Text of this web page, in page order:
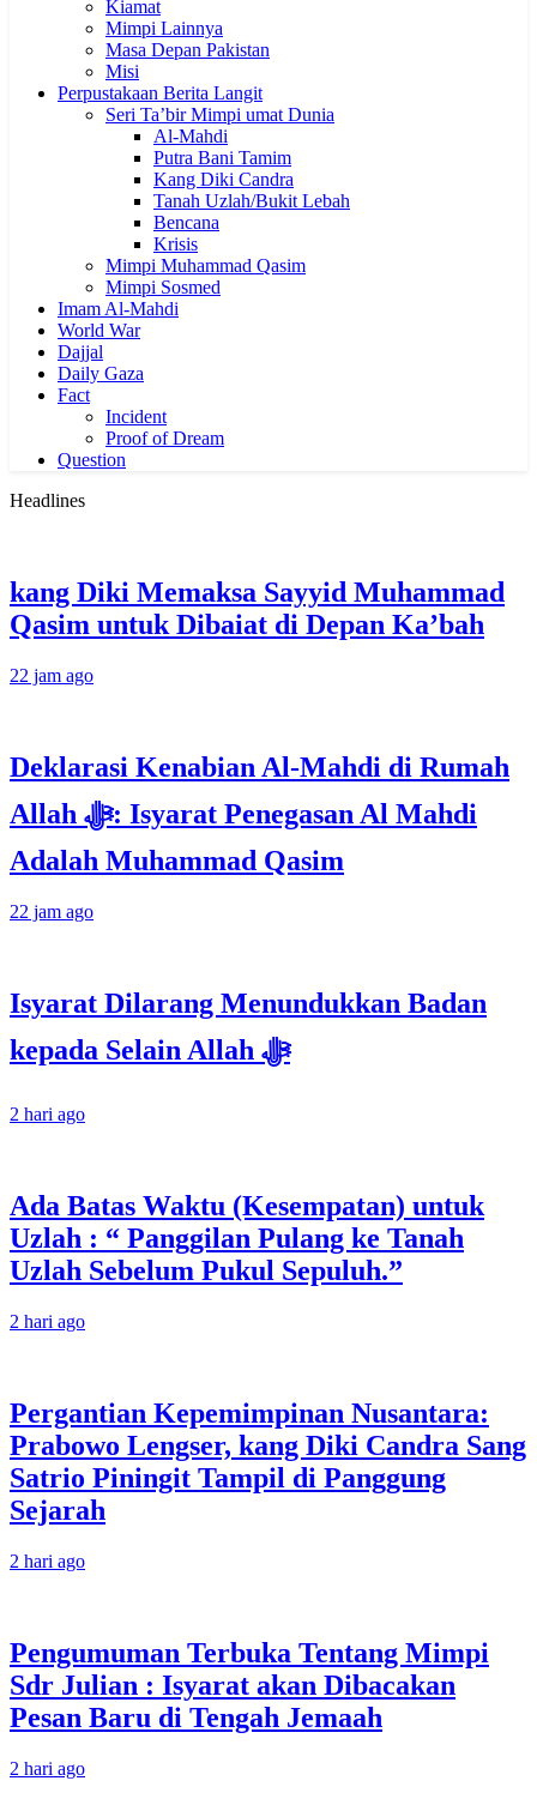
Kiamat
Mimpi Lainnya
Masa Depan Pakistan
Misi
Perpustakaan Berita Langit
Seri Ta’bir Mimpi umat Dunia
Al-Mahdi
Putra Bani Tamim
Kang Diki Candra
Tanah Uzlah/Bukit Lebah
Bencana
Krisis
Mimpi Muhammad Qasim
Mimpi Sosmed
Imam Al-Mahdi
World War
Dajjal
Daily Gaza
Fact
Incident
Proof of Dream
Question
Headlines
kang Diki Memaksa Sayyid Muhammad
Qasim untuk Dibaiat di Depan Ka’bah
22 jam ago
Deklarasi Kenabian Al-Mahdi di Rumah
Allah ﷻ: Isyarat Penegasan Al Mahdi
Adalah Muhammad Qasim
22 jam ago
Isyarat Dilarang Menundukkan Badan
kepada Selain Allah ﷻ
2 hari ago
Ada Batas Waktu (Kesempatan) untuk
Uzlah : “ Panggilan Pulang ke Tanah
Uzlah Sebelum Pukul Sepuluh.”
2 hari ago
Pergantian Kepemimpinan Nusantara:
Prabowo Lengser, kang Diki Candra Sang
Satrio Piningit Tampil di Panggung
Sejarah
2 hari ago
Pengumuman Terbuka Tentang Mimpi
Sdr Julian : Isyarat akan Dibacakan
Pesan Baru di Tengah Jemaah
2 hari ago